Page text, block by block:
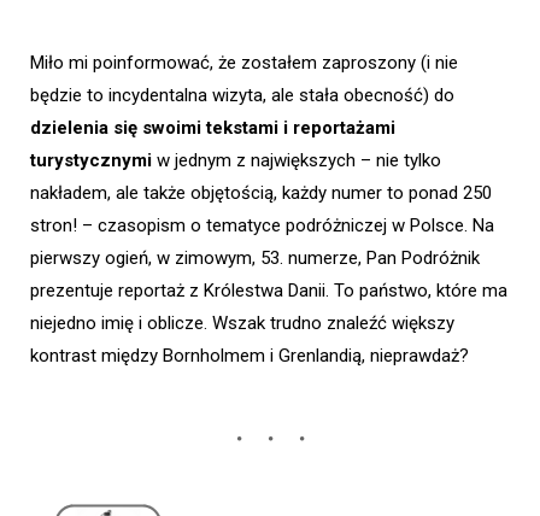
Miło mi poinformować, że zostałem zaproszony (i nie
będzie to incydentalna wizyta, ale stała obecność) do
dzielenia się swoimi tekstami i reportażami
turystycznymi w jednym z największych – nie tylko
nakładem, ale także objętością, każdy numer to ponad 250
stron! – czasopism o tematyce podróżniczej w Polsce. Na
pierwszy ogień, w zimowym, 53. numerze, Pan Podróżnik
prezentuje reportaż z Królestwa Danii. To państwo, które ma
niejedno imię i oblicze. Wszak trudno znaleźć większy
kontrast między Bornholmem i Grenlandią, nieprawdaż?